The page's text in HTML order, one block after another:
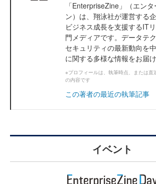
「EnterpriseZine」（エン
ン）は、翔泳社が運営する
ビジネス成長を支援するIT
門メディアです。データテ
セキュリティの最新動向を
に関する多様な情報をお届
※プロフィールは、執筆時点、または直
の内容です
この著者の最近の執筆記事
イベント